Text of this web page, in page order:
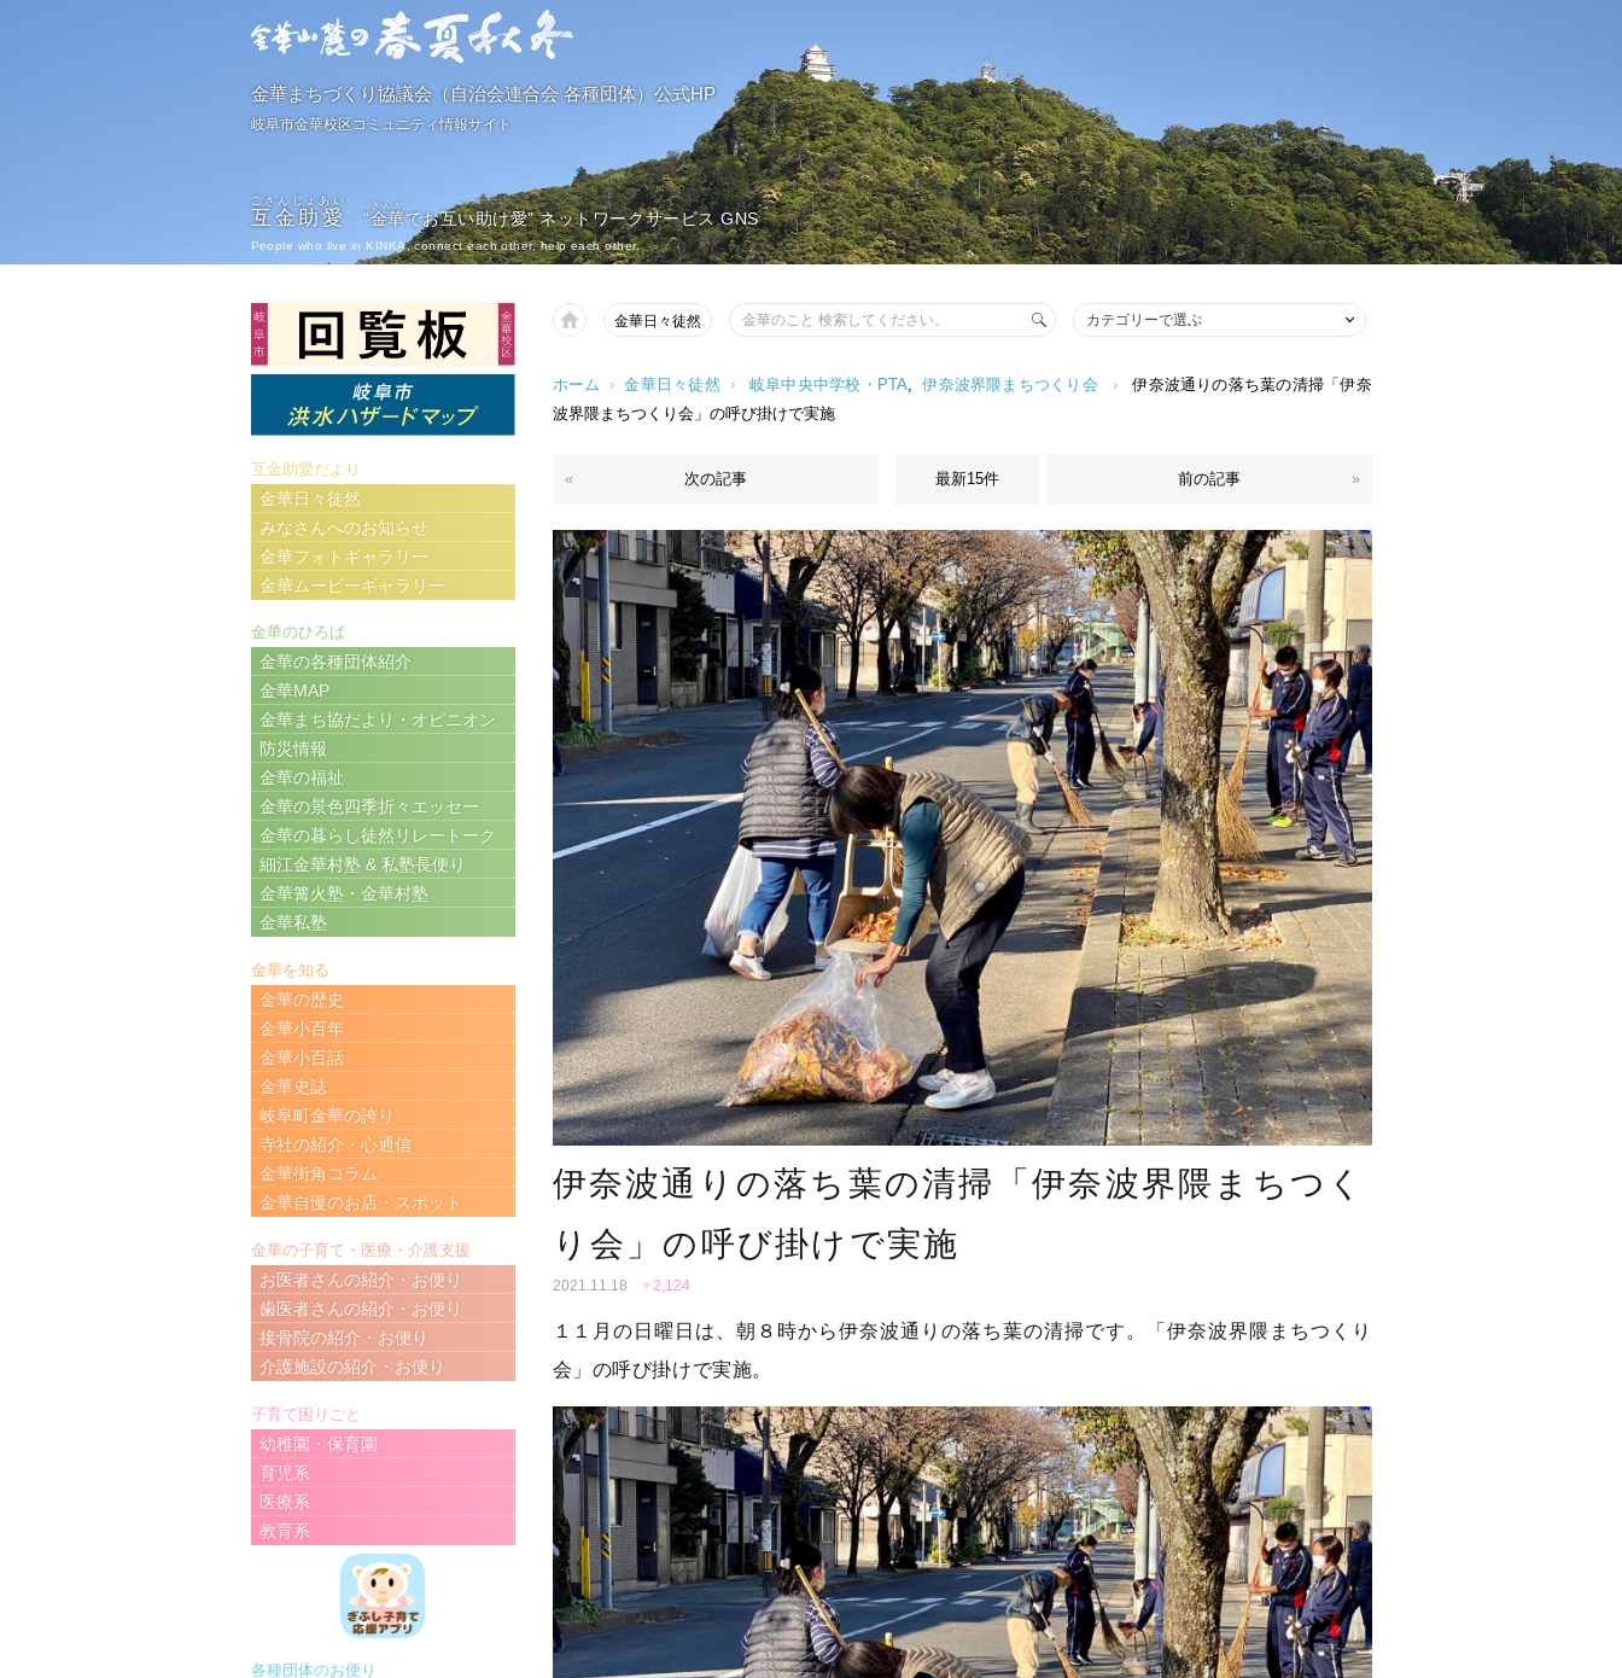
金華まちづくり協議会（自治会連合会 各種団体）公式HP
岐阜市金華校区コミュニティ情報サイト
互金助愛
ごきんじょあい
“金華
きんか
でお互い助け愛” ネットワークサービス GNS
People who live in KINKA, connect each other, help each other.
金華日々徒然
ホーム › 金華日々徒然 › 岐阜中央中学校・PTA,伊奈波界隈まちつくり会 ›
伊奈波通りの落ち葉の清掃「伊奈
波界隈まちつくり会」の呼び掛けで実施
次の記事
« 最新15件 前の記事 »
伊奈波通りの落ち葉の清掃「伊奈波界隈まちつく
り会」の呼び掛けで実施
2021.11.18 ♥ 2,124
１１月の日曜日は、朝８時から伊奈波通りの落ち葉の清掃です。「伊奈波界隈まちつくり
会」の呼び掛けで実施。
互金助愛だより
金華日々徒然
みなさんへのお知らせ
金華フォトギャラリー
金華ムービーギャラリー
金華のひろば
金華の各種団体紹介
金華MAP
金華まち協だより・オピニオン
防災情報
金華の福祉
金華の景色四季折々エッセー
金華の暮らし徒然リレートーク
細江金華村塾 & 私塾長便り
金華篝火塾・金華村塾
金華私塾
金華を知る
金華の歴史
金華小百年
金華小百話
金華史誌
岐阜町金華の誇り
寺社の紹介・心通信
金華街角コラム
金華自慢のお店・スポット
金華の子育て・医療・介護支援
お医者さんの紹介・お便り
歯医者さんの紹介・お便り
接骨院の紹介・お便り
介護施設の紹介・お便り
子育て困りごと
幼稚園・保育園
育児系
医療系
教育系
各種団体のお便り